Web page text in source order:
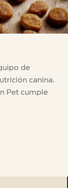
de
canina.
Pet cumple